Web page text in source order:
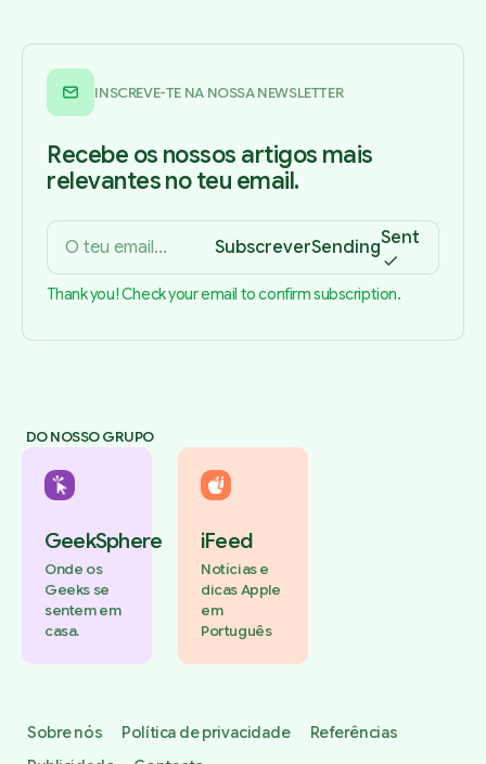
INSCREVE-TE NA NOSSA NEWSLETTER
Recebe os nossos artigos mais
relevantes no teu email.
SubscreverSendingSent
Thank you! Check your email to confirm subscription.
DO NOSSO GRUPO
GeekSphere
Onde os
Geeks se
sentem em
casa.
iFeed
Notícias e
dicas Apple
em
Português
Sobre nós Política de privacidade
Referências